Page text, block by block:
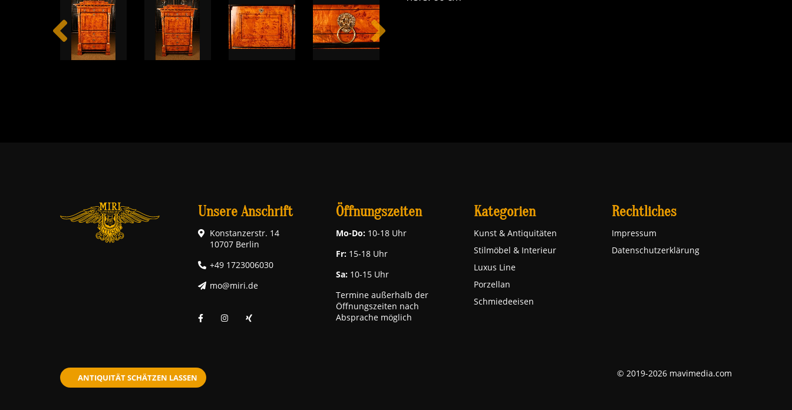
Unsere Anschrift
Konstanzerstr. 14
10707 Berlin
+49 1723006030
mo@miri.de
Öffnungszeiten
Mo-Do: 10-18 Uhr
Fr: 15-18 Uhr
Sa: 10-15 Uhr
Termine außerhalb der
Öffnungszeiten nach
Absprache möglich
Kategorien
Kunst & Antiquitäten
Stilmöbel & Interieur
Luxus Line
Porzellan
Schmiedeeisen
Rechtliches
Impressum
Datenschutzerklärung
ANTIQUITÄT SCHÄTZEN LASSEN © 2019-2026 mavimedia.com